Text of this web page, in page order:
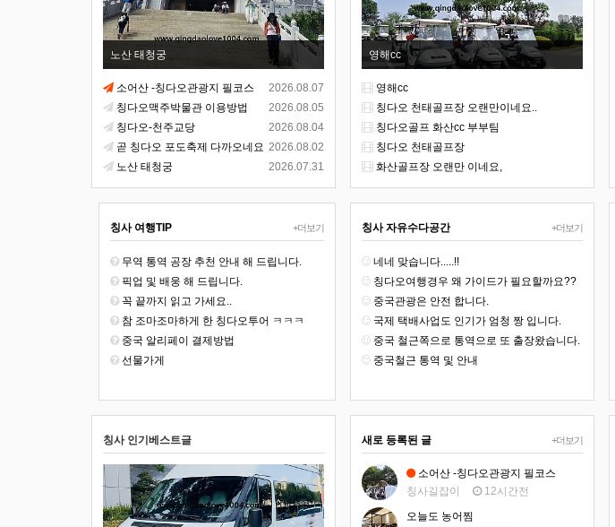
노산 태청궁
2026.08.07
소어산 -칭다오관광지 필코스
2026.08.05
칭다오맥주박물관 이용방법
2026.08.04
칭다오-천주교당
2026.08.02
곧 칭다오 포도축제 다까오네요
2026.07.31
노산 태청궁
영해cc
영해cc
칭다오 천태골프장 오랜만이네요..
칭다오골프 화산cc 부부팀
칭다오 천태골프장
화산골프장 오랜만 이네요,
+더보기
칭사 여행TIP
무역 통역 공장 추천 안내 해 드립니다.
픽업 및 배웅 해 드립니다.
꼭 끝까지 읽고 가세요..
참 조마조마하게 한 칭다오투어 ㅋㅋㅋ
중국 알리페이 결제방법
선물가게
+더보기
칭사 자유수다공간
네네 맞습니다.....!!
칭다오여행경우 왜 가이드가 필요할까요??
중국관광은 안전 합니다.
국제 택배사업도 인기가 엄청 짱 입니다.
중국 철근쪽으로 통역으로 또 출장왔습니다.
중국철근 통역 및 안내
칭사 인기베스트글 +더보기
새로 등록된 글
소어산 -칭다오관광지 필코스
칭사길잡이
12시간전
오늘도 농어찜